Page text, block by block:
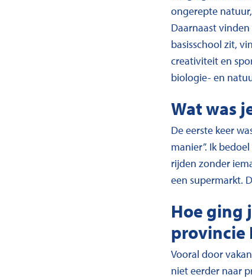
ongerepte
Daarnaast
basisschool zit,
creativiteit en
biologie- en
Wat was
De eerste keer
manier”. Ik
rijden zonder
een supermarkt.
Hoe ging
provincie
Vooral door
niet eerder naar